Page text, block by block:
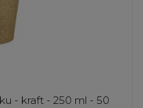
- kraft - 250 ml - 50